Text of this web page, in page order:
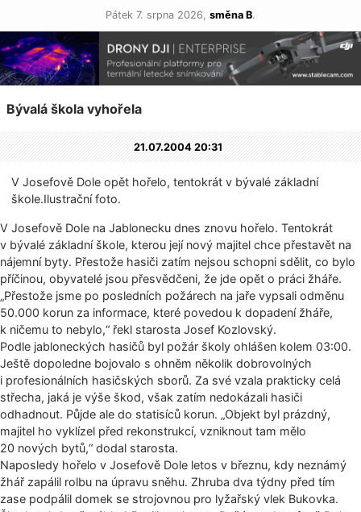
Pátek 7. srpna 2026, směna B.
Bývalá škola vyhořela
21.07.2004 20:31
V Josefově Dole opět hořelo, tentokrát v bývalé základní
škole.Ilustrač­ní foto.
V Josefově Dole na Jablonecku dnes znovu hořelo. Tentokrát
v bývalé základní škole, kterou její nový majitel chce přestavět na
nájemní byty. Přestože hasiči zatím nejsou schopni sdělit, co bylo
příčinou, obyvatelé jsou přesvědčeni, že jde opět o práci žháře.
„Přestože jsme po posledních požárech na jaře vypsali odměnu
50.000 korun za informace, které povedou k dopadení žháře,
k ničemu to nebylo,“ řekl starosta Josef Kozlovský.
Podle jabloneckých hasičů byl požár školy ohlášen kolem 03:00.
Ještě dopoledne bojovalo s ohněm několik dobrovolných
i profesionálních hasičských sborů. Za své vzala prakticky celá
střecha, jaká je výše škod, však zatím nedokázali hasiči
odhadnout. Půjde ale do statisíců korun. „Objekt byl prázdný,
majitel ho vyklízel před rekonstrukcí, vzniknout tam mělo
20 nových bytů,“ dodal starosta.
Naposledy hořelo v Josefově Dole letos v březnu, kdy neznámý
žhář zapálil rolbu na úpravu sněhu. Zhruba dva týdny před tím
zase podpálil domek se strojovnou pro lyžařský vlek Bukovka.